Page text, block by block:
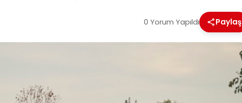
0 Yorum Yapıldı Paylaş